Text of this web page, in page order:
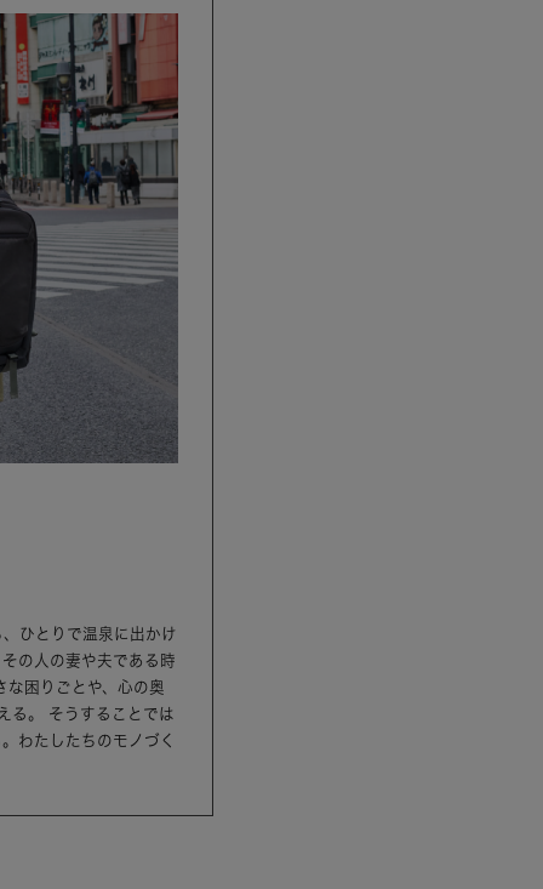
ひとりで温泉に出かけ
の人の妻や夫である時
な困りごとや、心の奥
る。 そうすることでは
わたしたちのモノづく